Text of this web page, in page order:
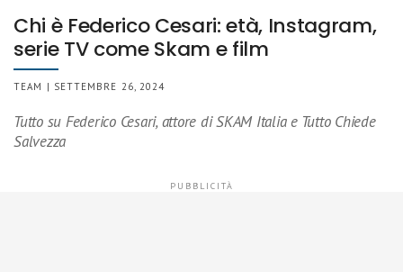
Chi è Federico Cesari: età, Instagram,
serie TV come Skam e film
TEAM | SETTEMBRE 26, 2024
Tutto su Federico Cesari, attore di SKAM Italia e Tutto Chiede
Salvezza